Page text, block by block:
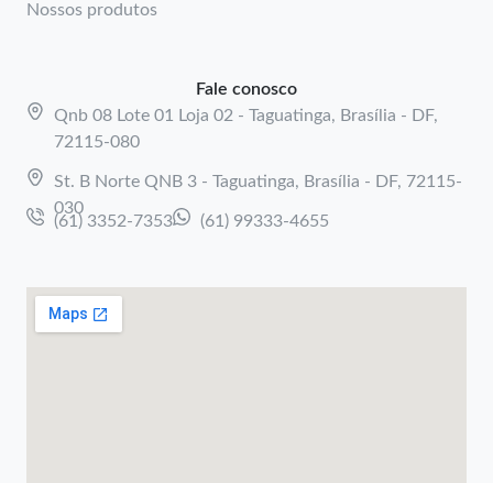
Nossos produtos
Fale conosco
Qnb 08 Lote 01 Loja 02 - Taguatinga, Brasília - DF,
72115-080
St. B Norte QNB 3 - Taguatinga, Brasília - DF, 72115-
030
(61) 3352-7353 (61) 99333-4655